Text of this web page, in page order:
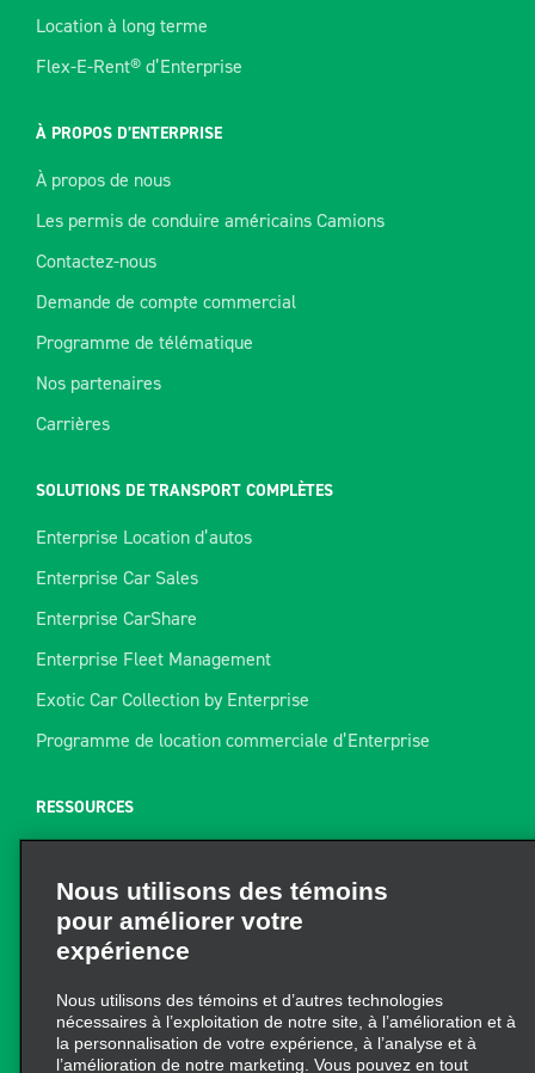
Location à long terme
Flex-E-Rent® d’Enterprise
À PROPOS D’ENTERPRISE
À propos de nous
Les permis de conduire américains Camions
Contactez-nous
Demande de compte commercial
Programme de télématique
Nos partenaires
Carrières
SOLUTIONS DE TRANSPORT COMPLÈTES
Enterprise Location d’autos
Enterprise Car Sales
Enterprise CarShare
Enterprise Fleet Management
Exotic Car Collection by Enterprise
Programme de location commerciale d’Enterprise
RESSOURCES
Plan du site
Guide de remorquage
Trouver un reçu
Nous utilisons des témoins
pour améliorer votre
expérience
Nous utilisons des témoins et d’autres technologies
nécessaires à l’exploitation de notre site, à l’amélioration et à
la personnalisation de votre expérience, à l’analyse et à
l’amélioration de notre marketing. Vous pouvez en tout